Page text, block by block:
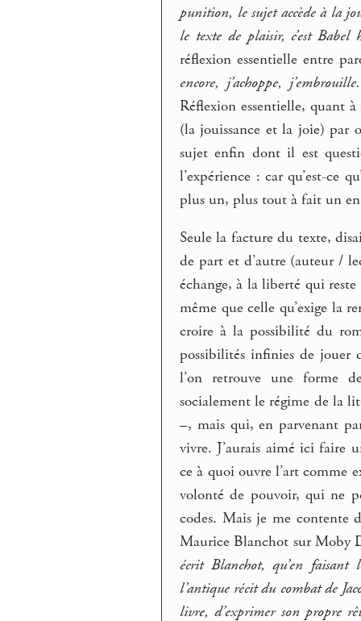
punition, le sujet accède à la
le texte de plaisir, c’est Babel
réflexion essentielle entre
encore, j’achoppe,
Réflexion essentielle, quant
(la jouissance et la joie) par
sujet enfin dont il est
l’expérience : car qu’est-ce
plus un, plus tout à fait un en
Seule la facture du texte,
de part et d’autre (auteur /
échange, à la liberté qui
même que celle qu’exige la
croire à la possibilité du
possibilités infinies de jouer
l’on retrouve une forme
socialement le régime de la
–, mais qui, en parvenant
vivre. J’aurais aimé ici faire
ce à quoi ouvre l’art comme
volonté de pouvoir, qui ne
codes. Mais je me contente
Maurice Blanchot sur
écrit Blanchot, qu’en faisant
l’antique récit du combat de
livre, d’exprimer son propre